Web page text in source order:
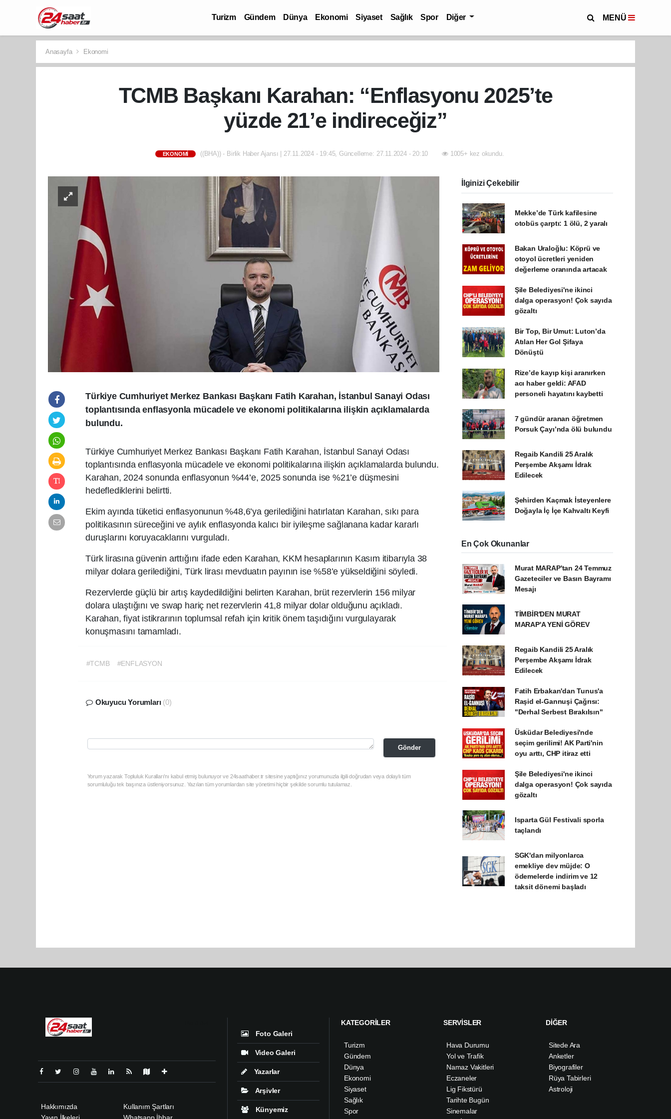
Turizm Gündem Dünya Ekonomi Siyaset Sağlık Spor Diğer MENÜ
Anasayfa Ekonomi
TCMB Başkanı Karahan: “Enflasyonu 2025’te
yüzde 21’e indireceğiz”
EKONOMI ((BHA)) - Birlik Haber Ajansı | 27.11.2024 - 19:45, Güncelleme: 27.11.2024 - 20:10 1005+ kez okundu.
Türkiye Cumhuriyet Merkez Bankası Başkanı Fatih Karahan, İstanbul Sanayi Odası
toplantısında enflasyonla mücadele ve ekonomi politikalarına ilişkin açıklamalarda
bulundu.
Türkiye Cumhuriyet Merkez Bankası Başkanı Fatih Karahan, İstanbul Sanayi Odası
toplantısında enflasyonla mücadele ve ekonomi politikalarına ilişkin açıklamalarda bulundu.
Karahan, 2024 sonunda enflasyonun %44’e, 2025 sonunda ise %21’e düşmesini
hedeflediklerini belirtti.
Ekim ayında tüketici enflasyonunun %48,6’ya gerilediğini hatırlatan Karahan, sıkı para
politikasının süreceğini ve aylık enflasyonda kalıcı bir iyileşme sağlanana kadar kararlı
duruşlarını koruyacaklarını vurguladı.
Türk lirasına güvenin arttığını ifade eden Karahan, KKM hesaplarının Kasım itibarıyla 38
milyar dolara gerilediğini, Türk lirası mevduatın payının ise %58’e yükseldiğini söyledi.
Rezervlerde güçlü bir artış kaydedildiğini belirten Karahan, brüt rezervlerin 156 milyar
dolara ulaştığını ve swap hariç net rezervlerin 41,8 milyar dolar olduğunu açıkladı.
Karahan, fiyat istikrarının toplumsal refah için kritik önem taşıdığını vurgulayarak
konuşmasını tamamladı.
#TCMB #ENFLASYON
Okuyucu Yorumları (0)
Gönder
Yorum yazarak Topluluk Kuralları’nı kabul etmiş bulunuyor ve 24saathaber.tr sitesine yaptığınız yorumunuzla ilgili doğrudan veya dolaylı tüm
sorumluluğu tek başınıza üstleniyorsunuz. Yazılan tüm yorumlardan site yönetimi hiçbir şekilde sorumlu tutulamaz.
İlginizi Çekebilir
Mekke’de Türk kafilesine
otobüs çarptı: 1 ölü, 2 yaralı
Bakan Uraloğlu: Köprü ve
otoyol ücretleri yeniden
değerleme oranında artacak
Şile Belediyesi'ne ikinci
dalga operasyon! Çok sayıda
gözaltı
Bir Top, Bir Umut: Luton’da
Atılan Her Gol Şifaya
Dönüştü
Rize’de kayıp kişi aranırken
acı haber geldi: AFAD
personeli hayatını kaybetti
7 gündür aranan öğretmen
Porsuk Çayı’nda ölü bulundu
Regaib Kandili 25 Aralık
Perşembe Akşamı İdrak
Edilecek
Şehirden Kaçmak İsteyenlere
Doğayla İç İçe Kahvaltı Keyfi
En Çok Okunanlar
Murat MARAP'tan 24 Temmuz
Gazeteciler ve Basın Bayramı
Mesajı
TİMBİR'DEN MURAT
MARAP'A YENİ GÖREV
Regaib Kandili 25 Aralık
Perşembe Akşamı İdrak
Edilecek
Fatih Erbakan'dan Tunus'a
Raşid el-Gannuşi Çağrısı:
"Derhal Serbest Bırakılsın"
Üsküdar Belediyesi'nde
seçim gerilimi! AK Parti'nin
oyu arttı, CHP itiraz etti
Şile Belediyesi'ne ikinci
dalga operasyon! Çok sayıda
gözaltı
Isparta Gül Festivali sporla
taçlandı
SGK'dan milyonlarca
emekliye dev müjde: O
ödemelerde indirim ve 12
taksit dönemi başladı
Hakkımızda
Kullanım Şartları
Foto Galeri
Video Galeri
Yazarlar
Arşivler
Künyemiz
KATEGORİLER
Turizm
Gündem
Dünya
Ekonomi
Siyaset
Sağlık
Spor
SERVİSLER
Hava Durumu
Yol ve Trafik
Namaz Vakitleri
Eczaneler
Lig Fikstürü
Tarihte Bugün
Sinemalar
DİĞER
Sitede Ara
Anketler
Biyografiler
Rüya Tabirleri
Astroloji